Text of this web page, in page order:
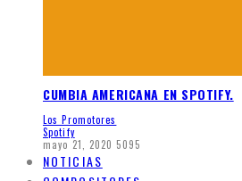
CUMBIA AMERICANA EN SPOTIFY.
Los Promotores
Spotify
mayo 21, 2020 5095
NOTICIAS